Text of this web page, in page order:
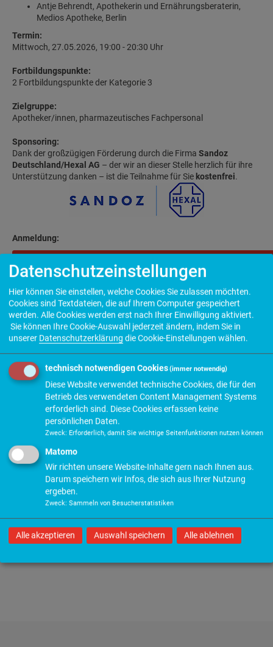
Antje Behrendt, Apothekerin und Ernährungsberaterin,
Medios Apotheke, Berlin
Termin:
Mittwoch, 27.05.2026, 19:00 - 20:30 Uhr
Fortbildungspunkte:
2 Fortbildungspunkte der Kategorie 3
Zielgruppe:
Apotheker/innen, pharmazeutisches Fachpersonal
Sponsoring:
Dank der großzügigen Förderung durch die Firma Sandoz
Deutschland/Hexal AG – der wir an dieser Stelle herzlich für ihre
Unterstützung danken – ist die Teilnahme für Sie kostenfrei.
Anmeldung:
Wichtiger Hinweis zu Ihrem Teilnahmezertifikat bei Online-
Seminaren:
Zum Erhalt einer korrekten und auf Sie persönlich ausgestellten
Teilnahmebescheinigung ist es erforderlich, dass Sie Ihren Vor-
sowie Nachnamen in den Abfragefeldern angeben. Eine
Anmeldung und die darauf ausgestellte Teilnahmebescheinigung
gilt immer nur für EINE natürliche Person, nie für mehrere
Personen gleichzeitig oder etwa eine Apotheke.
Des Weiteren können wir Ihnen nur dann eine erfolgreiche
Teilnahme bestätigen, wenn Sie mindestens 50 % der
Veranstaltungsdauer aktiv teilgenommen haben. Wir bitten Sie
dies zu beachten.
Live-Online (27.05.2026 - 19:00 Uhr bis 20:30 Uhr)
zurück
Seite drucken
Seite teilen
Datenschutzeinstellungen
Hier können Sie einstellen, welche Cookies Sie zulassen möchten.
Cookies sind Textdateien, die auf Ihrem Computer gespeichert
werden. Alle Cookies werden erst nach Ihrer Einwilligung aktiviert.
Sie können Ihre Cookie-Auswahl jederzeit ändern, indem Sie in
unserer Datenschutzerklärung die Cookie-Einstellungen wählen.
technisch notwendigen Cookies(immer notwendig)
Diese Website verwendet technische Cookies, die für den
Betrieb des verwendeten Content Management Systems
erforderlich sind. Diese Cookies erfassen keine
persönlichen Daten.
Zweck: Erforderlich, damit Sie wichtige Seitenfunktionen nutzen können
Matomo
Wir richten unsere Website-Inhalte gern nach Ihnen aus.
Darum speichern wir Infos, die sich aus Ihrer Nutzung
ergeben.
Zweck: Sammeln von Besucherstatistiken
Alle akzeptieren Auswahl speichern Alle ablehnen